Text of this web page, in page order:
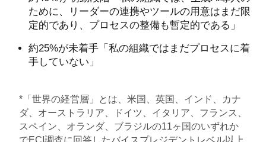
ために、リーダーの連携やツールの用意はまだ限
定的であり、プロセスの整備も暫定的である」
約25%が未着手「​​私の組織ではまだプロセスに着
手していない」
*「世界の経営層」とは、米国、英国、インド、カナ
ダ、オーストラリア、ドイツ、イタリア、フランス、
スペイン、オランダ、ブラジルの11ヶ国のいずれか
でECI調査に回答したバイスプレジデントレベル以上